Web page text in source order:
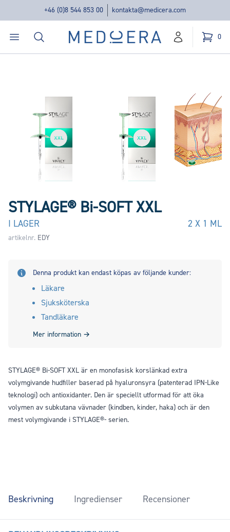
+46 (0)8 544 853 00 kontakta@medicera.com
Öppna menyn
Sök Medicera | New Medic Era AB konto Kundvagn
0
varor i
STYLAGE® Bi-SOFT XXL
I LAGER 2 X 1 ML
artikelnr. EDY
Denna produkt kan endast köpas av följande kunder:
Läkare
Sjuksköterska
Tandläkare
Mer information →
STYLAGE® Bi-SOFT XXL är en monofasisk korslänkad extra
volymgivande hudfiller baserad på hyaluronsyra (patenterad IPN-Like
teknologi) och antioxidanter. Den är speciellt utformad för att öka
volymen av subkutana vävnader (kindben, kinder, haka) och är den
mest volymgivande i STYLAGE®- serien.
Beskrivning Ingredienser Recensioner